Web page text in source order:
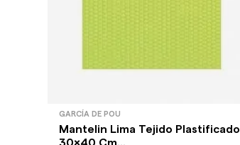
GARCÍA DE POU
Mantelin Lima Tejido Plastificado